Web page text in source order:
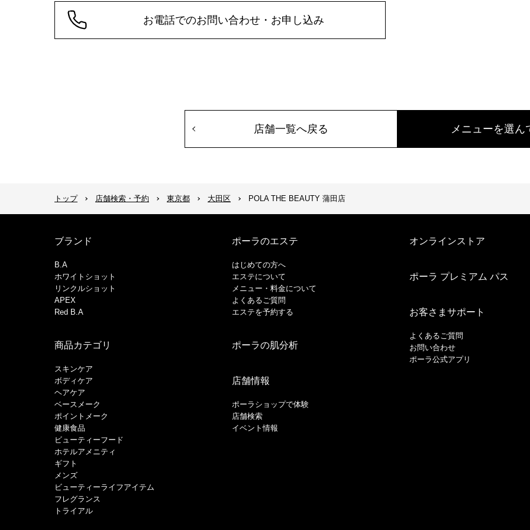
お電話でのお問い合わせ・お申し込み
メニューを選ん
店舗一覧へ戻る
トップ 店舗検索・予約 東京都 大田区 POLA THE BEAUTY 蒲田店
ブランド
B.A
ホワイトショット
リンクルショット
APEX
Red B.A
商品カテゴリ
スキンケア
ボディケア
ヘアケア
​ベースメーク​
ポイントメーク​
健康食品
ビューティーフード
ホテルアメニティ
ギフト
メンズ
ビューティーライフアイテム
フレグランス
トライアル
ポーラのエステ
はじめての方へ
エステについて
メニュー・料金について
よくあるご質問
エステを予約する
ポーラの肌分析
店舗情報
ポーラショップで体験
店舗検索
イベント情報
オンラインストア
ポーラ プレミアム パス
お客さまサポート
よくあるご質問
お問い合わせ
ポーラ公式アプリ